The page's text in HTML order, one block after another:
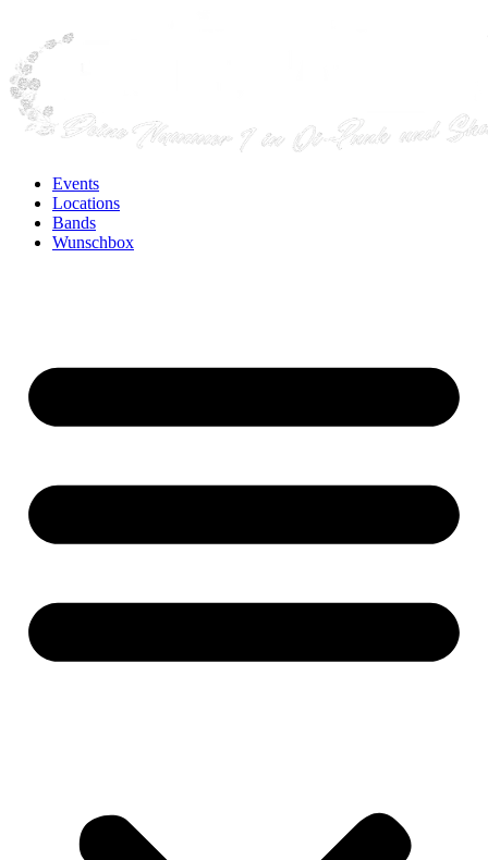
Events
Locations
Bands
Wunschbox